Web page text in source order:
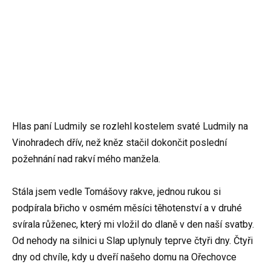
Hlas paní Ludmily se rozlehl kostelem svaté Ludmily na
Vinohradech dřív, než kněz stačil dokončit poslední
požehnání nad rakví mého manžela.
Stála jsem vedle Tomášovy rakve, jednou rukou si
podpírala břicho v osmém měsíci těhotenství a v druhé
svírala růženec, který mi vložil do dlaně v den naší svatby.
Od nehody na silnici u Slap uplynuly teprve čtyři dny. Čtyři
dny od chvíle, kdy u dveří našeho domu na Ořechovce